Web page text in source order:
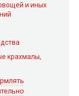
и иных
крахмалы,